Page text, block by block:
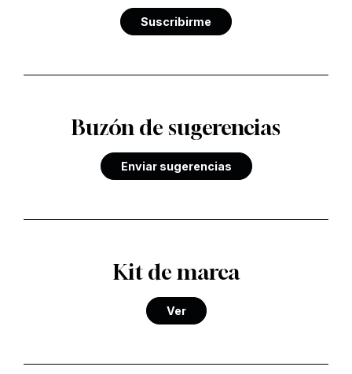
Suscribirme
Buzón de sugerencias
Enviar sugerencias
Kit de marca
Ver